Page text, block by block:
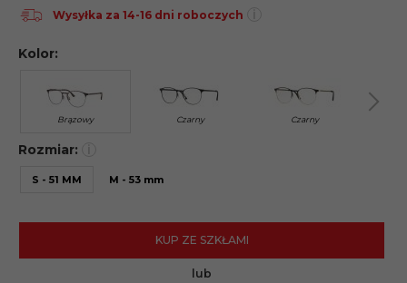
Kolor:
Brązowy Czarny Czarny
Rozmiar:
S - 51 MM M - 53 mm
Wysyłka za 14-16 dni roboczych
KUP ZE SZKŁAMI
lub